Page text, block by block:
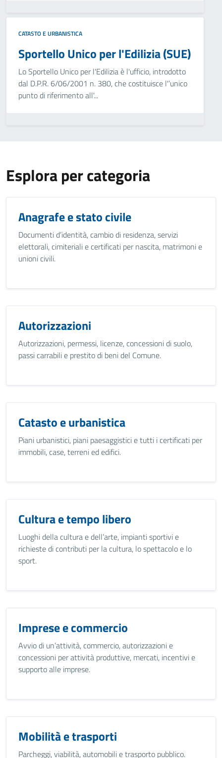
CATASTO E URBANISTICA
Sportello Unico per l'Edilizia (SUE)
Lo Sportello Unico per l'Edilizia è l'ufficio, introdotto
dal D.P.R. 6/06/2001 n. 380, che costituisce l'’unico
punto di riferimento all'...
Esplora per categoria
Anagrafe e stato civile
Documenti d’identità, cambio di residenza, servizi
elettorali, cimiteriali e certificati per nascita, matrimoni e
unioni civili.
Autorizzazioni
Autorizzazioni, permessi, licenze, concessioni di suolo,
passi carrabili e prestito di beni del Comune.
Catasto e urbanistica
Piani urbanistici, piani paesaggistici e tutti i certificati per
immobili, case, terreni ed edifici.
Cultura e tempo libero
Luoghi della cultura e dell’arte, impianti sportivi e
richieste di contributi per la cultura, lo spettacolo e lo
sport.
Imprese e commercio
Avvio di un’attività, commercio, autorizzazioni e
concessioni per attività produttive, mercati, incentivi e
supporto alle imprese.
Mobilità e trasporti
Parcheggi, viabilità, automobili e trasporto pubblico.